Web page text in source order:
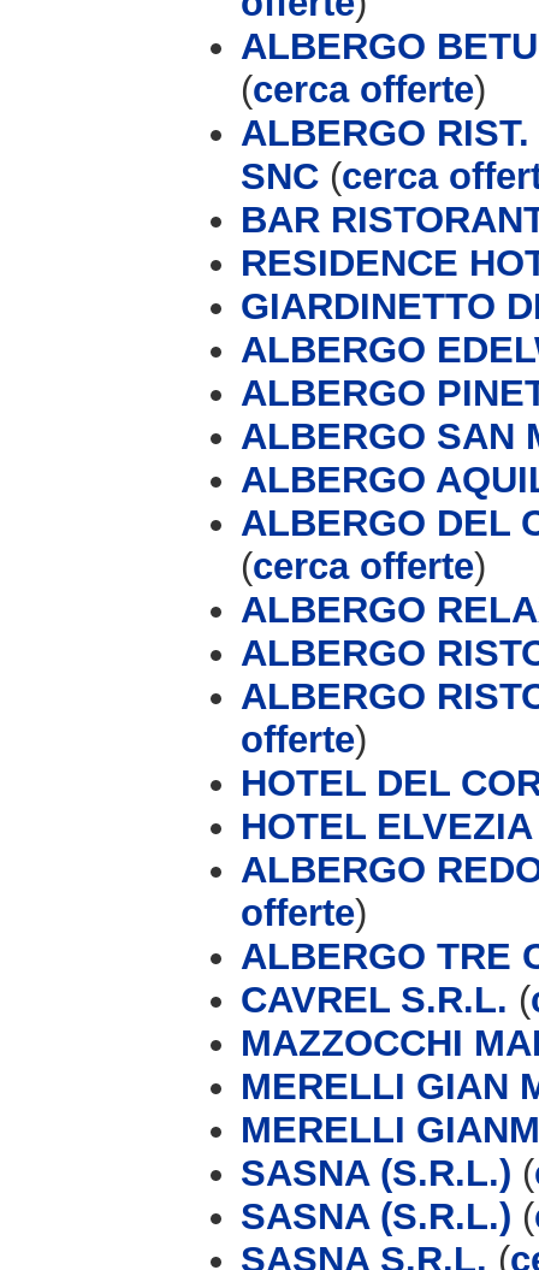
ALBERGO
(cerca offerte)
ALBERGO
SNC (cerca
BAR
RESIDENCE
GIARDINETTO
ALBERGO
ALBERGO
ALBERGO SAN
ALBERGO
ALBERGO DEL
(cerca offerte)
ALBERGO
ALBERGO
ALBERGO
offerte)
HOTEL DEL
HOTEL
ALBERGO
offerte)
ALBERGO TRE
CAVREL S.R.L. (
MAZZOCCHI
MERELLI GIAN
MERELLI
SASNA (S.R.L.) (
SASNA (S.R.L.) (
SASNA S.R.L. (